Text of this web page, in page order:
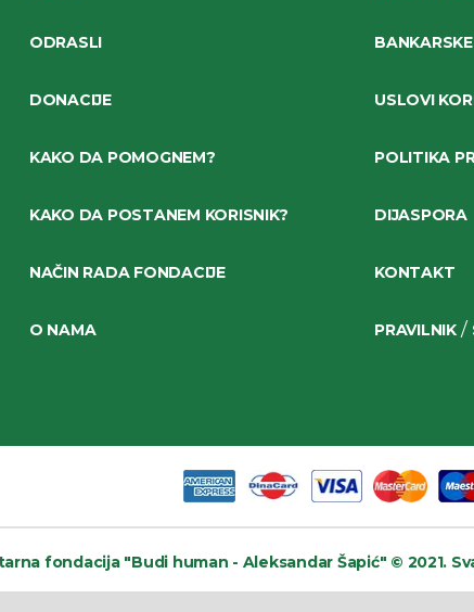
ODRASLI
DONACIJE
KAKO DA POMOGNEM?
KAKO DA POSTANEM KORISNIK?
NAČIN RADA FONDACIJE
O NAMA
USLOVI
POLITIKA
DIJASPORA
KONTAKT
PRAVILNIK/
fondacija"Budi human - Aleksandar Šapić" © 2021.